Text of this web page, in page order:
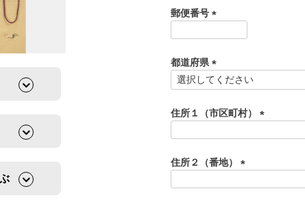
)
郵便番号
須
)
都道府県
(
須
)
住所１（市区町村）
)
住所２（番地）